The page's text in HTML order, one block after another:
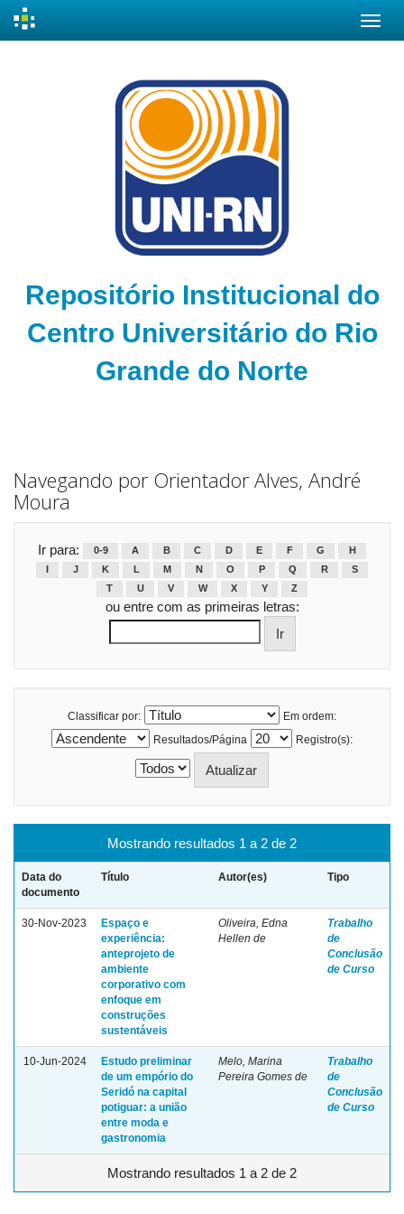
Repositório Institucional do
Centro Universitário do Rio
Grande do Norte
Navegando por Orientador Alves, André
Moura
Ir para: 0-9 A B C D E F G
H
J K L M N O P Q R
S
T
U V W X Y Z
ou entre com as primeiras letras:
Classificar por:
Em ordem:
Resultados/Página
Registro(s):
Mostrando resultados 1 a 2 de 2
Data do
documento
Título Autor(es) Tipo
30-Nov-2023
Espaço e
experiência:
anteprojeto de
ambiente
corporativo com
enfoque em
construções
sustentáveis
Oliveira, Edna
Hellen de
Trabalho
de
Conclusão
de Curso
10-Jun-2024
Estudo preliminar
de um empório do
Seridó na capital
potiguar: a união
entre moda e
gastronomia
Melo, Marina
Pereira Gomes de
Trabalho
de
Conclusão
de Curso
Mostrando resultados 1 a 2 de 2